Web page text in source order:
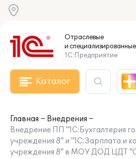
Отраслевые
и специализированные
1С:Предприятие
Каталог
Главная
Внедрения
Внедрение ПП "1С:Бухгалтерия
учреждения 8" и "1С:Зарплата и
учреждения 8" в МОУ ДОД ЦДТ